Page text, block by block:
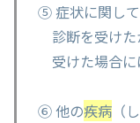
⑤ 症状に関し
診断を受けた
受けた場合に
⑥ 他の疾病 （